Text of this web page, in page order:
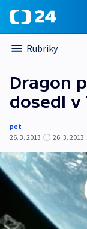
Rubriky
Dragon
dosedl v
pet
26. 3. 2013
26. 3. 2013